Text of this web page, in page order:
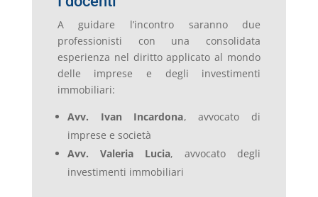
A guidare l’incontro saranno due
professionisti con una consolidata
esperienza nel diritto applicato al mondo
delle imprese e degli investimenti
immobiliari:
Avv. Ivan Incardona, avvocato di
imprese e società
Avv. Valeria Lucia, avvocato degli
investimenti immobiliari